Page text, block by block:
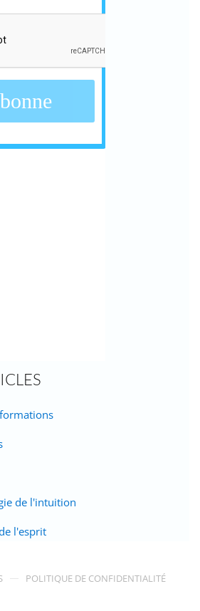
de l'intuition
l'esprit
POLITIQUE DE CONFIDENTIALITÉ